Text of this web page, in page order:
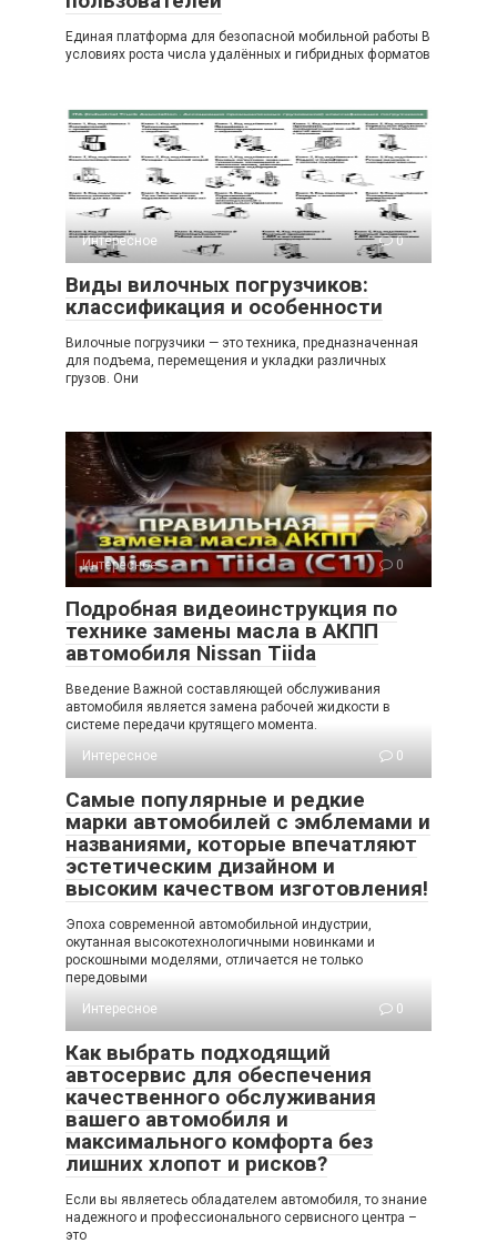
Единая платформа для безопасной мобильной работы В
условиях роста числа удалённых и гибридных форматов
Интересное 0
Виды вилочных погрузчиков:
классификация и особенности
Вилочные погрузчики — это техника, предназначенная
для подъема, перемещения и укладки различных
грузов. Они
Интересное 0
Подробная видеоинструкция по
технике замены масла в АКПП
автомобиля Nissan Tiida
Введение Важной составляющей обслуживания
автомобиля является замена рабочей жидкости в
системе передачи крутящего момента.
Интересное
0
Самые популярные и редкие
марки автомобилей с эмблемами и
названиями, которые впечатляют
эстетическим дизайном и
высоким качеством изготовления!
Эпоха современной автомобильной индустрии,
окутанная высокотехнологичными новинками и
роскошными моделями, отличается не только
передовыми
Интересное
0
Как выбрать подходящий
автосервис для обеспечения
качественного обслуживания
вашего автомобиля и
максимального комфорта без
лишних хлопот и рисков?
Если вы являетесь обладателем автомобиля, то знание
надежного и профессионального сервисного центра –
это